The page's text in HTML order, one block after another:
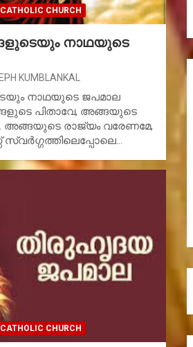
CHURCH
നാഥയുടെ
KUMBLANKAL
നാഥയുടെ ജപമാല
പിതാവേ, അങ്ങയുടെ
അങ്ങയുടെ രാജ്യം വരേണമേ,
CHURCH